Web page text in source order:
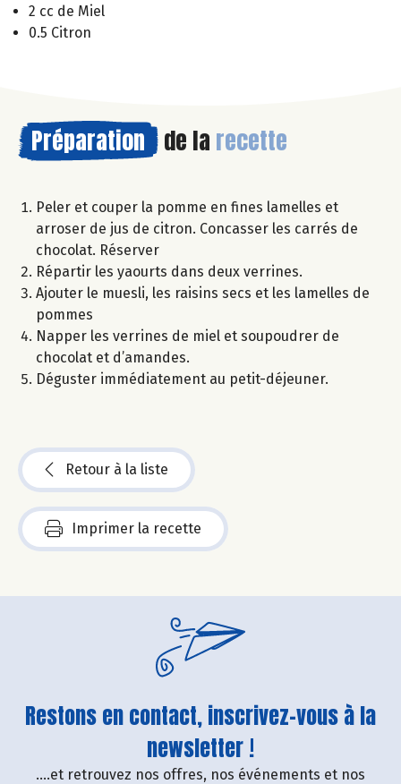
2 cc de Miel
0.5 Citron
Préparation de la recette
Peler et couper la pomme en fines lamelles et
arroser de jus de citron. Concasser les carrés de
chocolat. Réserver
Répartir les yaourts dans deux verrines.
Ajouter le muesli, les raisins secs et les lamelles de
pommes
Napper les verrines de miel et soupoudrer de
chocolat et d’amandes.
Déguster immédiatement au petit-déjeuner.
Retour à la liste
Imprimer la recette
Restons en contact, inscrivez-vous à la
newsletter !
....et retrouvez nos offres, nos événements et nos